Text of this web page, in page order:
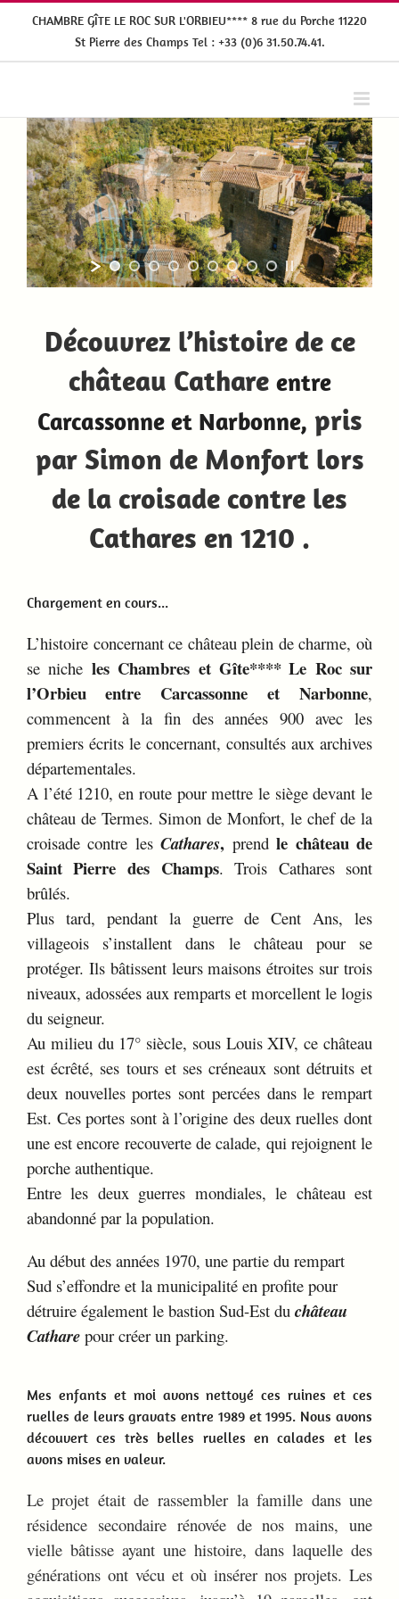
CHAMBRE GÎTE LE ROC SUR L'ORBIEU**** 8 rue du Porche 11220
St Pierre des Champs Tel : +33 (0)6 31.50.74.41.
Découvrez l’histoire de ce
château Cathare entre
Carcassonne et Narbonne, pris
par Simon de Monfort lors
de la croisade contre les
Cathares en 1210 .
Chargement en cours...
L’histoire concernant ce château plein de charme, où
se niche les Chambres et Gîte**** Le Roc sur
l’Orbieu
entre Carcassonne et Narbonne,
commencent à la fin des années 900 avec les
premiers écrits le concernant, consultés aux archives
départementales.
A l’été 1210, en route pour mettre le siège devant le
château de Termes. Simon de Monfort, le chef de la
croisade contre lesCathares, prendle château de
Saint Pierre des Champs. Trois Cathares sont
brûlés.
Plus tard, pendant la guerre de Cent Ans, les
villageois s’installent dans le château pour se
protéger. Ils bâtissent leurs maisons étroites sur trois
niveaux, adossées aux remparts et morcellent le logis
du seigneur.
Au milieu du 17° siècle, sous Louis XIV, ce château
est écrêté, ses tours et ses créneaux sont détruits et
deux nouvelles portes sont percées dans le rempart
Est. Ces portes sont à l’origine des deux ruelles dont
une est encore recouverte de calade, qui rejoignent le
porche authentique.
Entre les deux guerres mondiales, le château est
abandonné par la population.
Au début des années 1970, une partie du rempart
Sud s’effondre et la municipalité en profite pour
détruire également le bastion Sud-Est du château
Cathare pour créer un parking.
Mes enfants et moi avons nettoyé ces ruines et ces
ruelles de leurs gravats entre 1989 et 1995. Nous avons
découvert ces très belles ruelles en calades et les
avons mises en valeur.
Le projet était de rassembler la famille dans une
résidence secondaire rénovée de nos mains, une
vielle bâtisse ayant une histoire, dans laquelle des
générations ont vécu et où insérer nos projets.Les